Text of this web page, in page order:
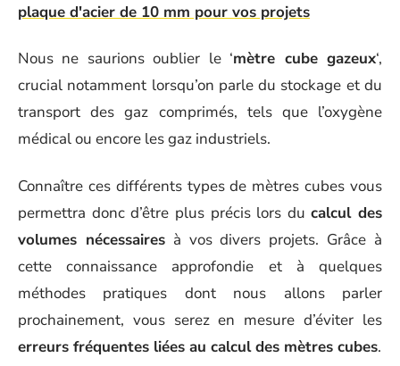
plaque d'acier de 10 mm pour vos projets
Nous ne saurions oublier le ‘mètre cube gazeux‘,
crucial notamment lorsqu’on parle du stockage et du
transport des gaz comprimés, tels que l’oxygène
médical ou encore les gaz industriels.
Connaître ces différents types de mètres cubes vous
permettra donc d’être plus précis lors ducalcul des
volumes nécessairesà vos divers projets. Grâce à
cette connaissance approfondie et à quelques
méthodes pratiques dont nous allons parler
prochainement, vous serez en mesure d’éviter les
erreurs fréquentes liées au calcul des mètres cubes.